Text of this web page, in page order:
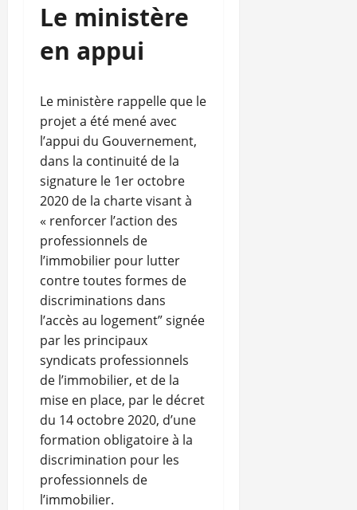
Le ministère
en appui
Le ministère rappelle que le
projet a été mené avec
l’appui du Gouvernement,
dans la continuité de la
signature le 1er octobre
2020 de la charte visant à
« renforcer l’action des
professionnels de
l’immobilier pour lutter
contre toutes formes de
discriminations dans
l’accès au logement” signée
par les principaux
syndicats professionnels
de l’immobilier, et de la
mise en place, par le décret
du 14 octobre 2020, d’une
formation obligatoire à la
discrimination pour les
professionnels de
l’immobilier.